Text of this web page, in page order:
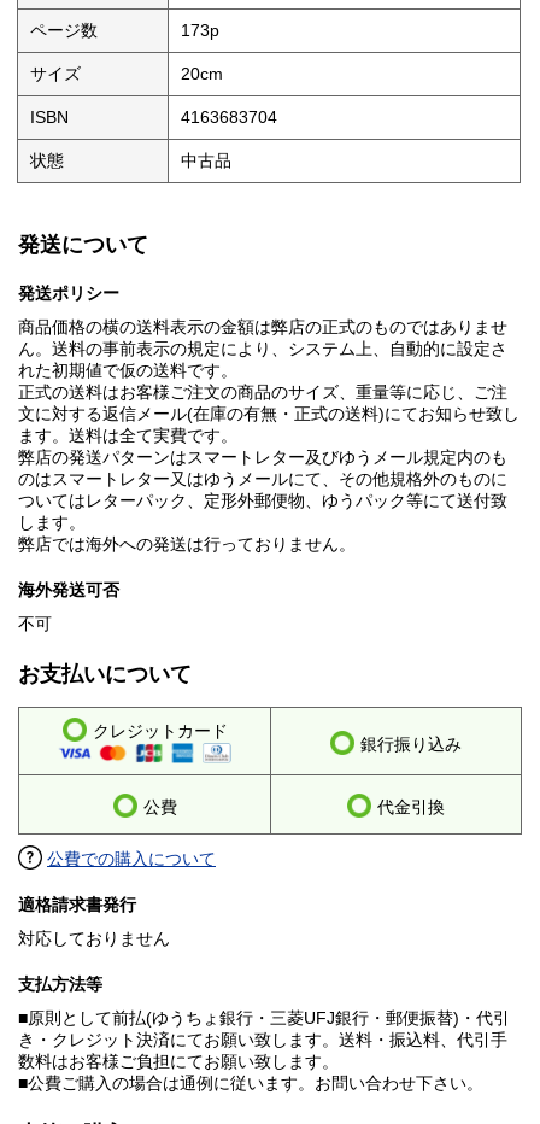
ページ数 173p
サイズ 20cm
ISBN 4163683704
状態 中古品
発送について
発送ポリシー
商品価格の横の送料表示の金額は弊店の正式のものではありませ
ん。送料の事前表示の規定により、システム上、自動的に設定さ
れた初期値で仮の送料です。
正式の送料はお客様ご注文の商品のサイズ、重量等に応じ、ご注
文に対する返信メール(在庫の有無・正式の送料)にてお知らせ致し
ます。送料は全て実費です。
弊店の発送パターンはスマートレター及びゆうメール規定内のも
のはスマートレター又はゆうメールにて、その他規格外のものに
ついてはレターパック、定形外郵便物、ゆうパック等にて送付致
します。
弊店では海外への発送は行っておりません。
海外発送可否
不可
お支払いについて
クレジットカード
銀行振り込み
公費 代金引換
公費での購入について
適格請求書発行
対応しておりません
支払方法等
■原則として前払(ゆうちょ銀行・三菱UFJ銀行・郵便振替)・代引
き・クレジット決済にてお願い致します。送料・振込料、代引手
数料はお客様ご負担にてお願い致します。
■公費ご購入の場合は通例に従います。お問い合わせ下さい。